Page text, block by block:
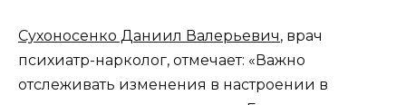
Сухоносенко Даниил Валерьевич, врач
психиатр-нарколог, отмечает: «Важно
отслеживать изменения в настроении в